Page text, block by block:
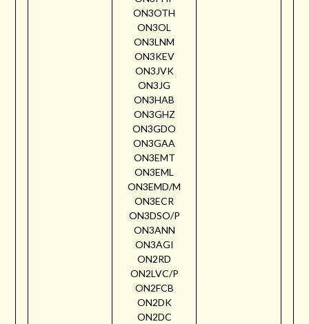
ON3OTH
ON3OL
ON3LNM
ON3KEV
ON3JVK
ON3JG
ON3HAB
ON3GHZ
ON3GDO
ON3GAA
ON3EMT
ON3EML
ON3EMD/M
ON3ECR
ON3DSO/P
ON3ANN
ON3AGI
ON2RD
ON2LVC/P
ON2FCB
ON2DK
ON2DC